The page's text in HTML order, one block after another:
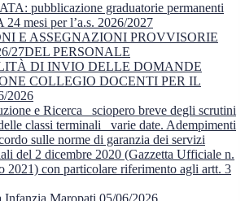
pubblicazione graduatorie permanenti
24 mesi per l’a.s. 2026/2027
E ASSEGNAZIONI PROVVISORIE
27DEL PERSONALE
DI INVIO DELLE DOMANDE
COLLEGIO DOCENTI PER IL
2026
e Ricerca_ sciopero breve degli scrutini
classi terminali_ varie date. Adempimenti
sulle norme di garanzia dei servizi
del 2 dicembre 2020 (Gazzetta Ufficiale n.
2021) con particolare riferimento agli artt. 3